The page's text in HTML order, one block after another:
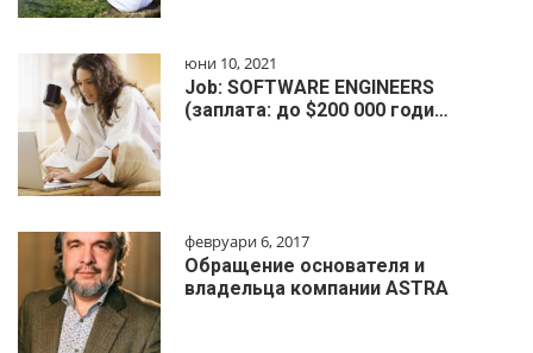
юни 10, 2021
Job: SOFTWARE ENGINEERS
(заплата: до $200 000 годи…
февруари 6, 2017
Обращение основателя и
владельца компании ASTRA